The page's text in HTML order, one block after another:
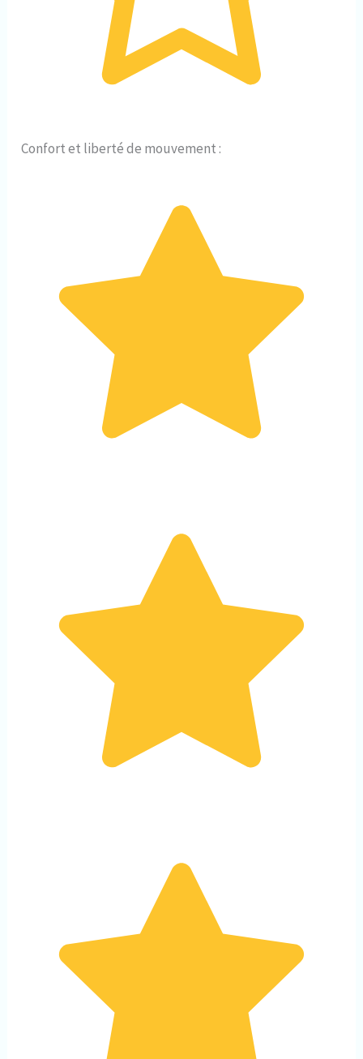
Confort et liberté de mouvement :